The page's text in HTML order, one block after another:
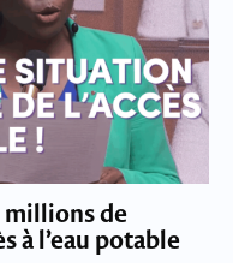
millions de
à l’eau potable